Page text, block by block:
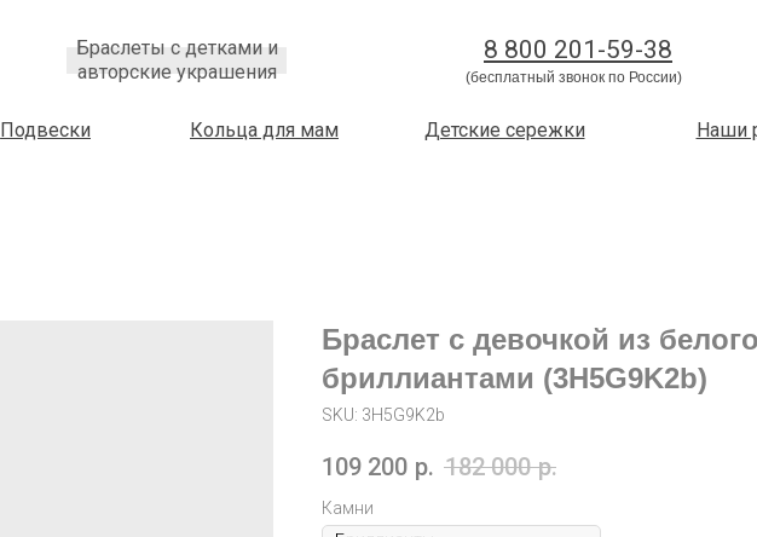
8 800 201-59-38
(бесплатный звонок по России)
Браслеты с детками и
авторские украшения
Детские сережки
Кольца для мам
Подвески Наши
Браслет с девочкой из
бриллиантами (3H5G9K2b)
SKU: 3H5G9K2b
109 200 р. 182 000 р.
Камни